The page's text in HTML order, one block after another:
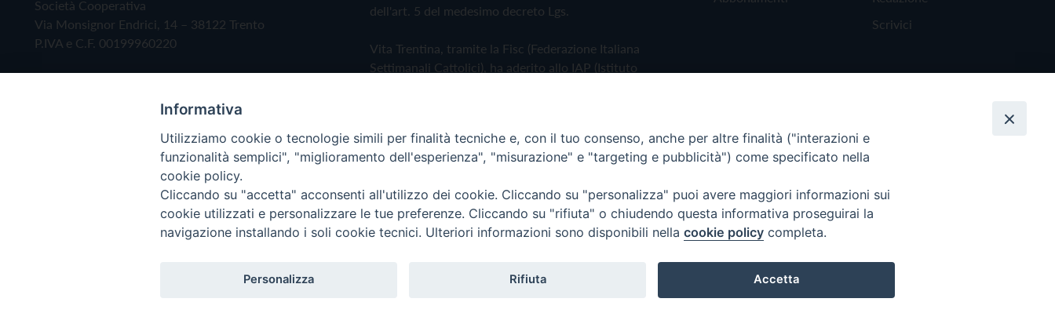
Società Cooperativa
Via Monsignor Endrici, 14 – 38122 Trento
P.IVA e C.F. 00199960220
dell'art. 5 del medesimo decreto Lgs.
Vita Trentina, tramite la Fisc (Federazione Italiana
Settimanali Cattolici), ha aderito allo IAP (Istituto
Privacy Policy Cookie Policy
Scrivici
Copyright © 2019 - Tutti i diritti riservati - Vita Trentina Editrice
Informativa
Utilizziamo cookie o tecnologie simili per finalità tecniche e, con il tuo consenso, anche per altre finalità ("interazioni e
funzionalità semplici", "miglioramento dell'esperienza", "misurazione" e "targeting e pubblicità") come specificato nella
cookie policy.
Cliccando su "accetta" acconsenti all'utilizzo dei cookie. Cliccando su "personalizza" puoi avere maggiori informazioni sui
cookie utilizzati e personalizzare le tue preferenze. Cliccando su "rifiuta" o chiudendo questa informativa proseguirai la
navigazione installando i soli cookie tecnici. Ulteriori informazioni sono disponibili nella cookie policy completa.
Personalizza Rifiuta Accetta